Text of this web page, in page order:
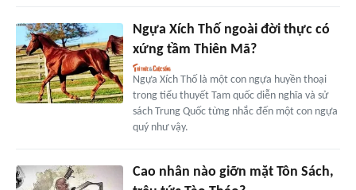
Ngựa Xích Thố ngoài đời thực có
xứng tầm Thiên Mã?
Ngựa Xích Thố là một con ngựa huyền thoại
trong tiểu thuyết Tam quốc diễn nghĩa và sử
sách Trung Quốc từng nhắc đến một con ngựa
quý như vậy.
Cao nhân nào giỡn mặt Tôn Sách,